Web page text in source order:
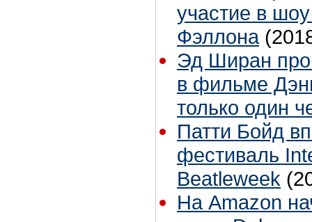
участие в
Фэллона
Эд Ширан
в фильме
только один
Патти Бойд
фестиваль
Beatleweek
На Amazon